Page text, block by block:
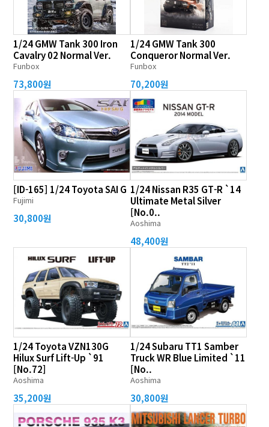
1/24 GMW Tank 300 Iron
Cavalry 02 Normal Ver.
Funbox
73,800원
1/24 GMW Tank 300
Conqueror Normal Ver.
Funbox
70,200원
[ID-165] 1/24 Toyota SAI G
Fujimi
30,800원
1/24 Nissan R35 GT-R `14
Ultimate Metal Silver
[No.0..
Aoshima
48,400원
1/24 Toyota VZN130G
Hilux Surf Lift-Up `91
[No.72]
Aoshima
35,200원
1/24 Subaru TT1 Samber
Truck WR Blue Limited `11
[No..
Aoshima
30,800원